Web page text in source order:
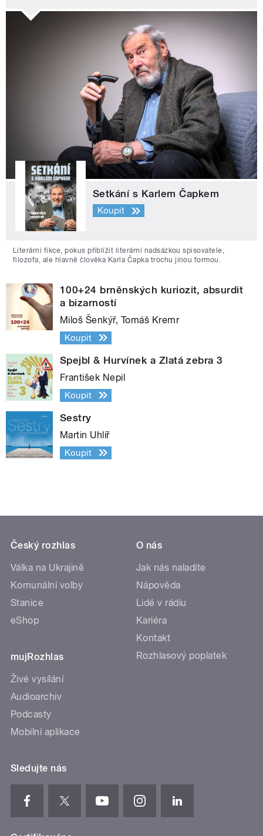
Setkání s Karlem Čapkem
Koupit
Literární fikce, pokus přiblížit literární nadsázkou spisovatele,
filozofa, ale hlavně člověka Karla Čapka trochu jinou formou.
100+24 brněnských kuriozit, absurdit
a bizarností
Miloš Šenkýř, Tomáš Kremr
Koupit
Spejbl & Hurvínek a Zlatá zebra 3
František Nepil
Koupit
Sestry
Martin Uhlíř
Koupit
Český rozhlas
Válka na Ukrajině
Komunální volby
Stanice
eShop
mujRozhlas
Živé vysílání
Audioarchiv
Podcasty
Mobilní aplikace
O nás
Jak nás naladíte
Nápověda
Lidé v rádiu
Kariéra
Kontakt
Rozhlasový poplatek
Sledujte nás